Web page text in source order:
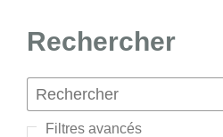
Rechercher
Filtres avancés